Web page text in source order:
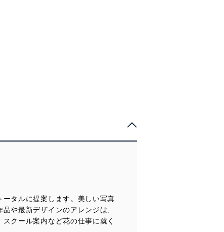
Presereved Flower News
タルに提案します。美しい写真
や最新デザインのアレンジは、
クール案内など花の仕事に就く